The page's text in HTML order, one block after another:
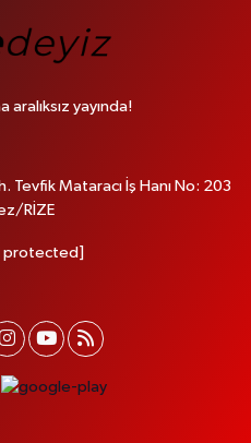
yayında!
Mataracı İş Hanı No: 203
RİZE
protected]